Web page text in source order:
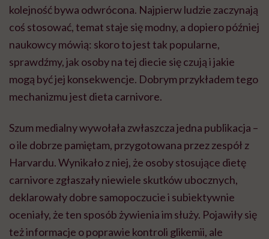
kolejność bywa odwrócona. Najpierw ludzie zaczynają
coś stosować, temat staje się modny, a dopiero później
naukowcy mówią: skoro to jest tak popularne,
sprawdźmy, jak osoby na tej diecie się czują i jakie
mogą być jej konsekwencje. Dobrym przykładem tego
mechanizmu jest dieta carnivore.
Szum medialny wywołała zwłaszcza jedna publikacja –
o ile dobrze pamiętam, przygotowana przez zespół z
Harvardu. Wynikało z niej, że osoby stosujące dietę
carnivore zgłaszały niewiele skutków ubocznych,
deklarowały dobre samopoczucie i subiektywnie
oceniały, że ten sposób żywienia im służy. Pojawiły się
też informacje o poprawie kontroli glikemii, ale